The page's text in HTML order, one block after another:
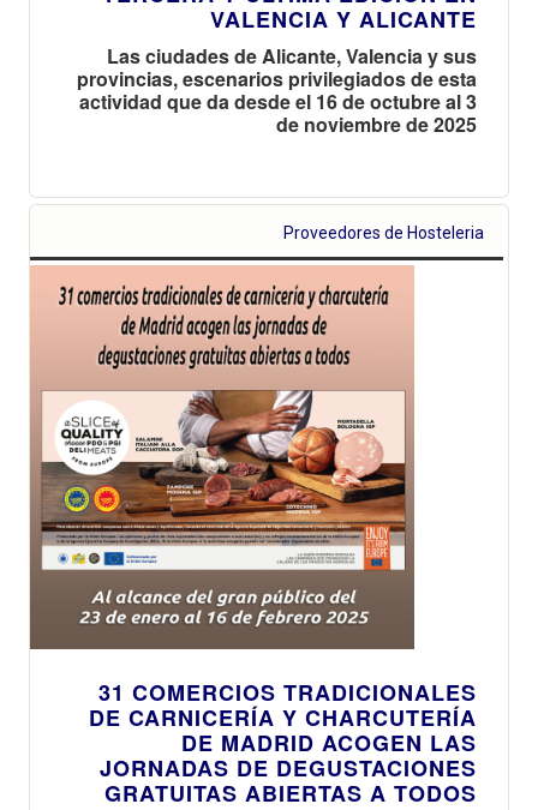
VALENCIA Y ALICANTE
Las ciudades de Alicante, Valencia y sus
provincias, escenarios privilegiados de esta
actividad que da desde el 16 de octubre al 3
de noviembre de 2025
Proveedores de Hosteleria
31 COMERCIOS TRADICIONALES
DE CARNICERÍA Y CHARCUTERÍA
DE MADRID ACOGEN LAS
JORNADAS DE DEGUSTACIONES
GRATUITAS ABIERTAS A TODOS